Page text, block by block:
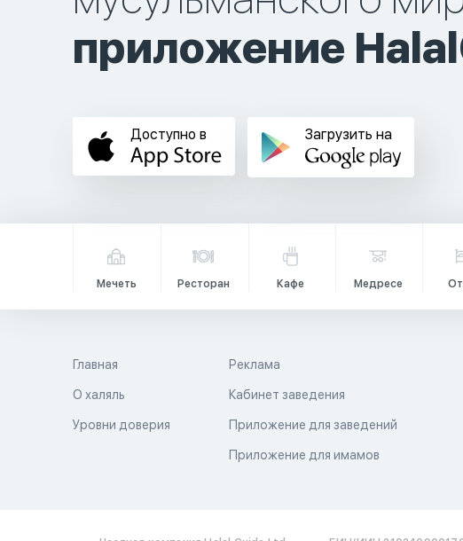
приложение
Доступно в Загрузить на
Мечеть Ресторан Кафе Медресе
Главная
О халяль
Уровни доверия
Реклама
Кабинет заведения
Приложение для заведений
Приложение для имамов